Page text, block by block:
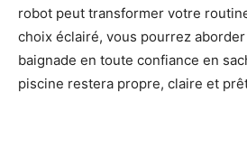
robot peut transformer votre
choix éclairé, vous pourrez
baignade en toute confiance en
piscine restera propre, claire et